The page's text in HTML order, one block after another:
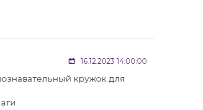
16.12.2023 14:00:00
кружок для